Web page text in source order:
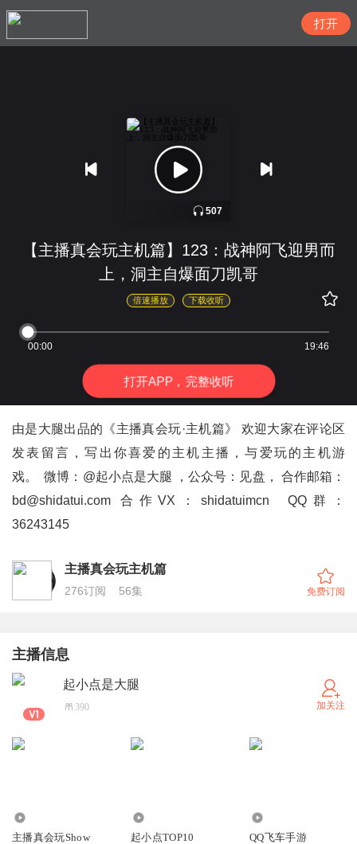
507
【主播真会玩主机篇】123：战神阿飞迎男而
上，洞主自爆面刀凯哥
倍速播放 下载收听
00:00 19:46
打开APP，完整收听
由是大腿出品的《主播真会玩·主机篇》 欢迎大家在评论区
发表留言，写出你喜爱的主机主播，与爱玩的主机游
戏。 微博：@起小点是大腿 ，公众号：见盘， 合作邮箱：
bd@shidatui.com 合作VX：shidatuimcn QQ群：
36243145
主播真会玩主机篇
276订阅 56集 免费订阅
主播信息
起小点是大腿
390 加关注
主播真会玩Show
起小点TOP10 QQ飞车手游